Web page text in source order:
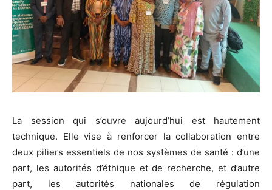
La session qui s’ouvre aujourd’hui est hautement
technique. Elle vise à renforcer la collaboration entre
deux piliers essentiels de nos systèmes de santé : d’une
part, les autorités d’éthique et de recherche, et d’autre
part, les autorités nationales de régulation